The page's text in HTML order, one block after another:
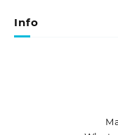
gekozen
Info